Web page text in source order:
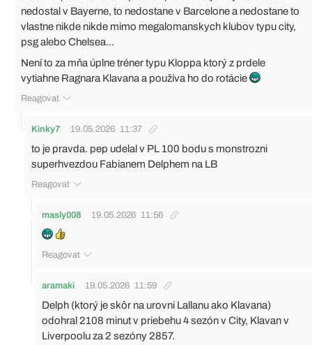
nedostal v Bayerne, to nedostane v Barcelone a nedostane to
vlastne nikde nikde mimo megalomanskych klubov typu city,
psg alebo Chelsea...
Není to za mňa úplne tréner typu Kloppa ktorý z prdele
vytiahne Ragnara Klavana a používa ho do rotácie
Reagovat
Kinky7 19.05.2026 11:37
to je pravda. pep udelal v PL 100 bodu s monstrozni
superhvezdou Fabianem Delphem na LB
Reagovat
masly008 19.05.2026 11:56
Reagovat
aramaki 19.05.2026 11:59
Delph (ktorý je skôr na urovni Lallanu ako Klavana)
odohral 2108 minut v priebehu 4 sezón v City, Klavan v
Liverpoolu za 2 sezóny 2857.